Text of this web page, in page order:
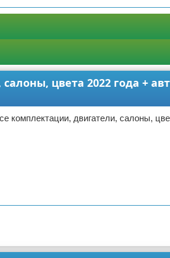
цвета 2022 года +
комплектации, двигатели, салоны,